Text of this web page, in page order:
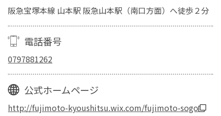
阪急宝塚本線 山本駅 阪急山本駅（南口方面）へ徒歩２分
電話番号
0797881262
公式ホームページ
http://fujimoto-kyoushitsu.wix.com/fujimoto-sogo